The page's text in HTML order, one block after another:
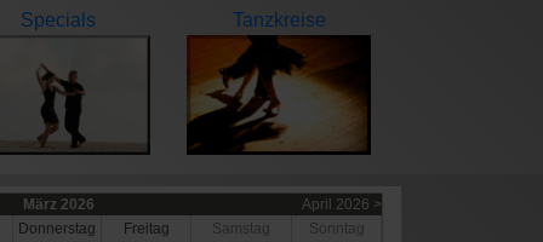
Specials Tanzkreise
März 2026
April 2026 >
Donnerstag Freitag Samstag Sonntag